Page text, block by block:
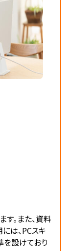
。また、資料
は、PCスキ
を設けており